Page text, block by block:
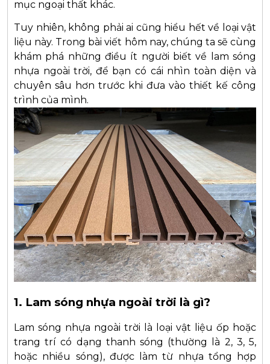
mục ngoại thất khác.
Tuy nhiên, không phải ai cũng hiểu hết về loại vật
liệu này. Trong bài viết hôm nay, chúng ta sẽ cùng
khám phá những điều ít người biết về lam sóng
nhựa ngoài trời, để bạn có cái nhìn toàn diện và
chuyên sâu hơn trước khi đưa vào thiết kế công
trình của mình.
1. Lam sóng nhựa ngoài trời là gì?
Lam sóng nhựa ngoài trời là loại vật liệu ốp hoặc
trang trí có dạng thanh sóng (thường là 2, 3, 5,
hoặc nhiều sóng), được làm từ nhựa tổng hợp